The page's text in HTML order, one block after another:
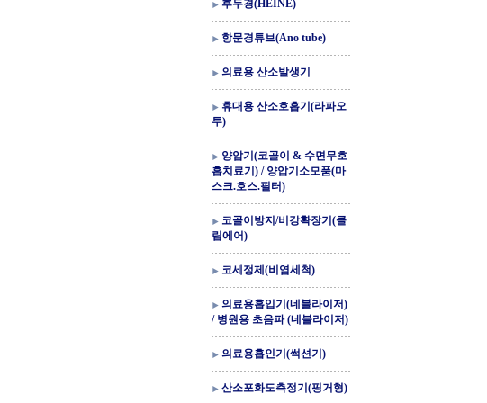
후두경(HEINE)
항문경튜브(Ano tube)
의료용 산소발생기
휴대용 산소호흡기(라파오
투)
양압기(코골이 & 수면무호
흡치료기) / 양압기소모품(마
스크.호스.필터)
코골이방지/비강확장기(클
립에어)
코세정제(비염세척)
의료용흡입기(네블라이저)
/ 병원용 초음파 (네블라이저)
의료용흡인기(썩션기)
산소포화도측정기(핑거형)